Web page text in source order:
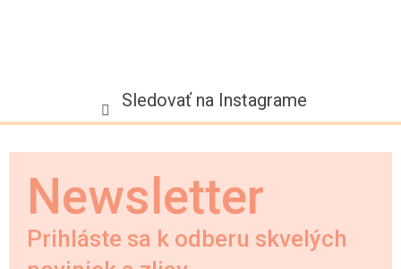
Sledovať na Instagrame
Newsletter
Prihláste sa k odberu skvelých